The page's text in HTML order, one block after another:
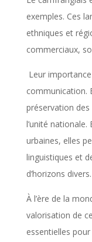
exemples. Ces
ethniques et
commerciaux,
Leur
communication.
préservation
l’unité
urbaines, elles
linguistiques et
d’horizons divers.
À l’ère de la
valorisation de
essentielles